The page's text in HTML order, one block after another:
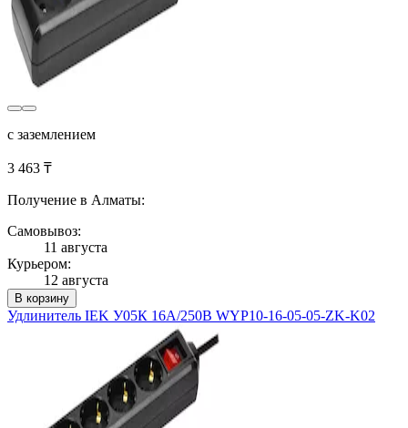
с заземлением
3 463 ₸
Получение в Алматы:
Самовывоз:
11 августа
Курьером:
12 августа
В корзину
Удлинитель IEK У05К 16А/250В WYP10-16-05-05-ZK-K02